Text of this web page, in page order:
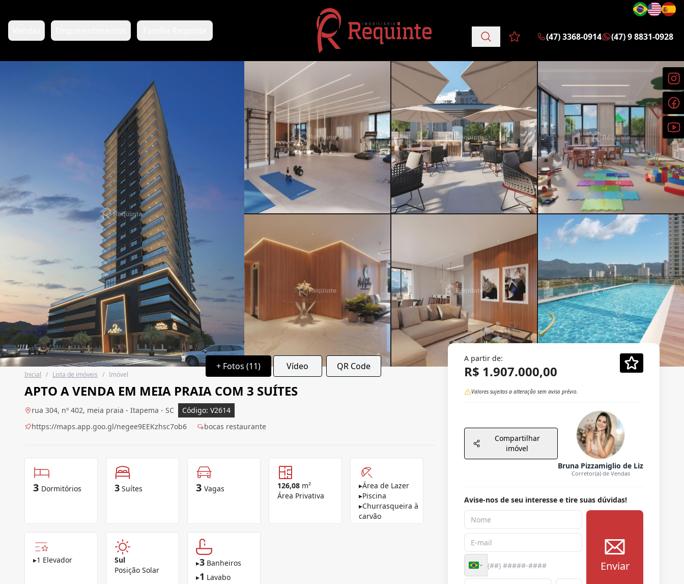
Favoritos (0 itens)
(47) 3368-0914 (47) 9 8831-0928
+ Fotos (11) Vídeo QR Code
Inicial / Lista de imóveis / Imóvel
APTO A VENDA EM MEIA PRAIA COM 3 SUÍTES
rua 304, nº 402, meia praia - Itapema - SC
Código: V2614
https://maps.app.goo.gl/negee9EEKzhsc7ob6
bocas restaurante
3 Dormitórios 3 Suítes 3 Vagas 126,08 m²
Área Privativa
▸Área de Lazer
▸Piscina
▸Churrasqueira à
carvão
▸1 Elevador
Sul
Posição Solar
▸3 Banheiros
▸1 Lavabo
A partir de:
R$ 1.907.000,00
Valores sujeitos a alteração sem aviso prévio.
Compartilhar
imóvel
Bruna Pizzamiglio de Liz
Corretor(a) de Vendas
Avise-nos de seu interesse e tire suas dúvidas!
Enviar